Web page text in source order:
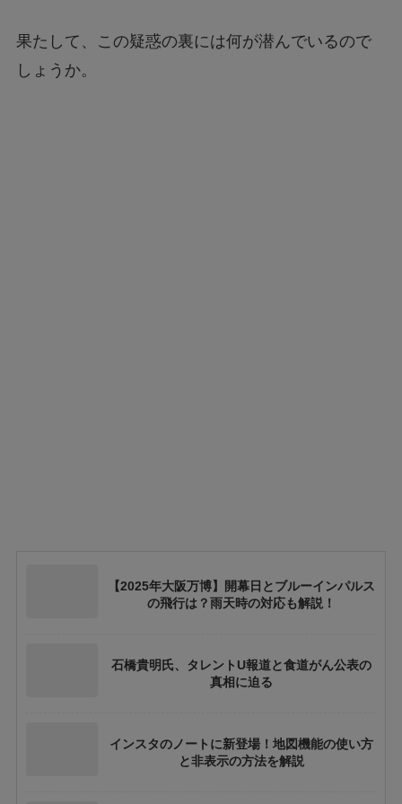
果たして、この疑惑の裏には何が潜んでいるので
しょうか。
【2025年大阪万博】開幕日とブルーインパルス
の飛行は？雨天時の対応も解説！
石橋貴明氏、タレントU報道と食道がん公表の
真相に迫る
インスタのノートに新登場！地図機能の使い方
と非表示の方法を解説